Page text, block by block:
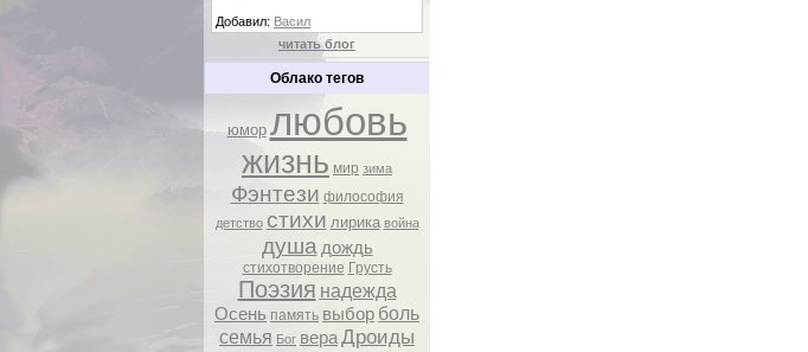
Добавил: Васил
читать блог
Облако тегов
юмор любовь
жизнь мир зима
Фэнтези философия
детство стихи лирика война
душа дождь
стихотворение Грусть
Поэзия надежда
Осень память выбор боль
семья Бог вераДроиды